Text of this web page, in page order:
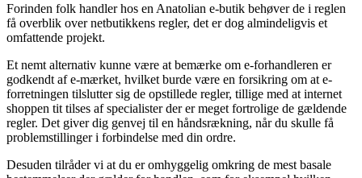
Forinden folk handler hos en Anatolian e-butik behøver de i reglen
få overblik over netbutikkens regler, det er dog almindeligvis et
omfattende projekt.
Et nemt alternativ kunne være at bemærke om e-forhandleren er
godkendt af e-mærket, hvilket burde være en forsikring om at e-
forretningen tilslutter sig de opstillede regler, tillige med at internet
shoppen tit tilses af specialister der er meget fortrolige de gældende
regler. Det giver dig genvej til en håndsrækning, når du skulle få
problemstillinger i forbindelse med din ordre.
Desuden tilråder vi at du er omhyggelig omkring de mest basale